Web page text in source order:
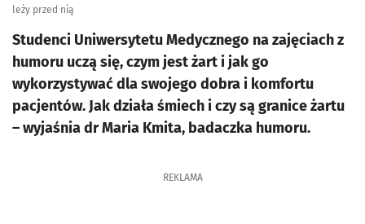
leży przed nią
Studenci Uniwersytetu Medycznego na zajęciach z
humoru uczą się, czym jest żart i jak go
wykorzystywać dla swojego dobra i komfortu
pacjentów. Jak działa śmiech i czy są granice żartu
– wyjaśnia dr Maria Kmita, badaczka humoru.
REKLAMA